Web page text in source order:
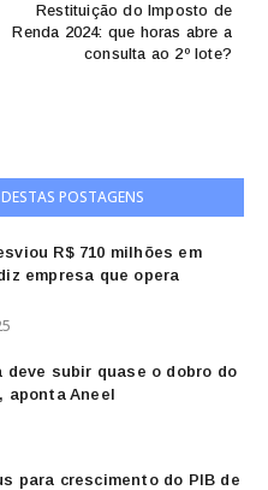
Restituição do Imposto de
Renda 2024: que horas abre a
consulta ao 2º lote?
POSTAGENS
R$ 710 milhões em
empresa que opera
deve subir quase o dobro do
aponta Aneel
para crescimento do PIB de